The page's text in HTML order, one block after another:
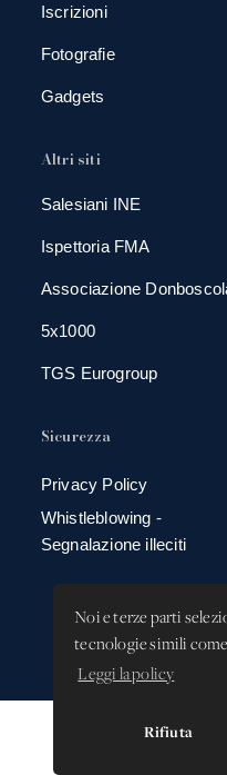
Noi e terze parti
tecnologie simili
Leggi la policy
Rifiuta
Iscrizioni
Fotografie
Gadgets
Altri siti
Salesiani INE
Ispettoria FMA
Associazione
5x1000
TGS Eurogroup
Sicurezza
Privacy Policy
Whistleblowing -
Segnalazione illeciti